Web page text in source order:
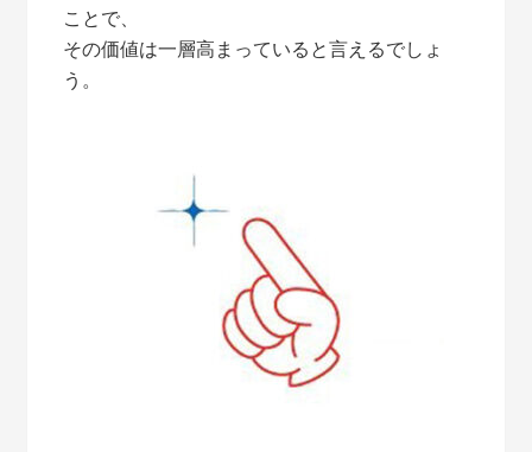
ことで、
その価値は一層高まっていると言えるでしょ
う。